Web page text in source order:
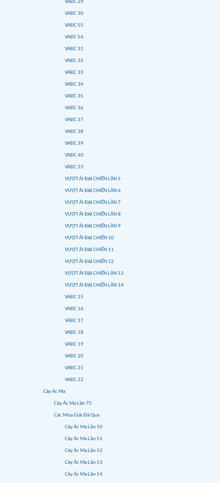
VAĐC 29
VAĐC 30
VAĐC 55
VAĐC 56
VAĐC 31
VAĐC 32
VAĐC 33
VAĐC 34
VAĐC 35
VAĐC 36
VAĐC 37
VAĐC 38
VAĐC 39
VAĐC 40
VAĐC 23
VƯỢT ẢI ĐẠI CHIẾN LẦN 5
VƯỢT ẢI ĐẠI CHIẾN LẦN 6
VƯỢT ẢI ĐẠI CHIẾN LẦN 7
VƯỢT ẢI ĐẠI CHIẾN LẦN 8
VƯỢT ẢI ĐẠI CHIẾN LẦN 9
VƯỢT ẢI ĐẠI CHIẾN 10
VƯỢT ẢI ĐẠI CHIẾN 11
VƯỢT ẢI ĐẠI CHIẾN 12
VƯỢT ẢI ĐẠI CHIẾN LẦN 13
VƯỢT ẢI ĐẠI CHIẾN LẦN 14
VAĐC 15
VAĐC 16
VAĐC 17
VAĐC 18
VAĐC 19
VAĐC 20
VAĐC 21
VAĐC 22
Cây Ác Ma
Cây Ác Ma Lần 75
Các Mùa Giải Đã Qua
Cây Ác Ma Lần 50
Cây Ác Ma Lần 51
Cây Ác Ma Lần 52
Cây Ác Ma Lần 53
Cây Ác Ma Lần 54